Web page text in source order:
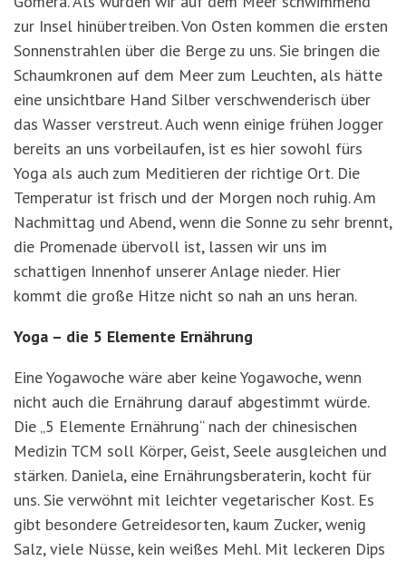
zur Insel hinübertreiben. Von Osten kommen die ersten
Sonnenstrahlen über die Berge zu uns. Sie bringen die
Schaumkronen auf dem Meer zum Leuchten, als hätte
eine unsichtbare Hand Silber verschwenderisch über
das Wasser verstreut. Auch wenn einige frühen Jogger
bereits an uns vorbeilaufen, ist es hier sowohl fürs
Yoga als auch zum Meditieren der richtige Ort. Die
Temperatur ist frisch und der Morgen noch ruhig. Am
Nachmittag und Abend, wenn die Sonne zu sehr brennt,
die Promenade übervoll ist, lassen wir uns im
schattigen Innenhof unserer Anlage nieder. Hier
kommt die große Hitze nicht so nah an uns heran.
Yoga – die 5 Elemente Ernährung
Eine Yogawoche wäre aber keine Yogawoche, wenn
nicht auch die Ernährung darauf abgestimmt würde.
Die „5 Elemente Ernährung“ nach der chinesischen
Medizin TCM soll Körper, Geist, Seele ausgleichen und
stärken. Daniela, eine Ernährungsberaterin, kocht für
uns. Sie verwöhnt mit leichter vegetarischer Kost. Es
gibt besondere Getreidesorten, kaum Zucker, wenig
Salz, viele Nüsse, kein weißes Mehl. Mit leckeren Dips